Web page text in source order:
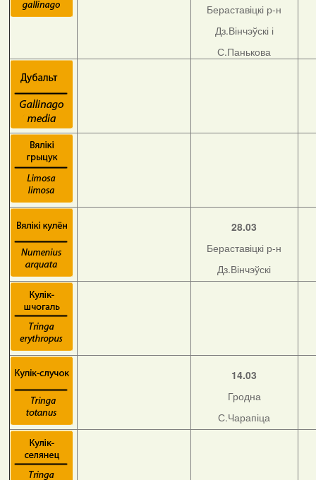
Бераставіцкі р-н
Дз.Вінчэўскі і
С.Панькова
28.03
Бераставіцкі р-н
Дз.Вінчэўскі
14.03
Гродна
С.Чарапіца